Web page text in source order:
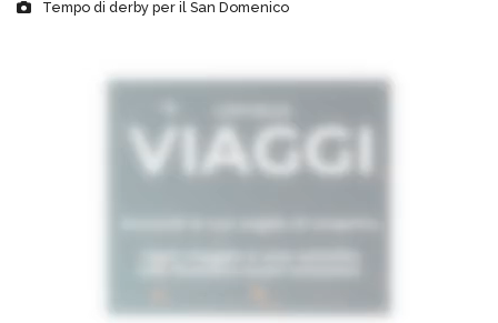
Tempo di derby per il San Domenico